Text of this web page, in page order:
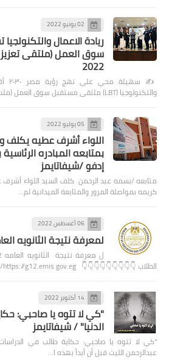
02 يونيو 2022
ريادة الاعمال
سوق العمل (ملتقى تعزيز
2022
✍️
والتكنولوجيا (LBT) ملتقى مستقبل سوق العمل (ملت…
05 يوليو 2022
اللواء أشرف عطيه يكلف
بمتابعه المبادره
إدفو /شيفاتايمز
متابعه /بسمه عبد الرحمن كلف السيد اللواء
كريمه بمواصلة المرور والمتابعة الميدانية لم…
06 أغسطس 2022
لمعرفة نتيجة الثانويه العامه 2022 /
الطلاب 👇👇👇👇👇👇👇👇👇 https://g12.emis.gov.eg/ وال…
14 أكتوبر 2022
"كي لا تتوه يا صاحبي:
الدنيا" / شيفاتايمز
"كي لا تتوه يا صاحبي: حكاية طالب في الدراسات
عبدالرحمن الليث قبل أن أبدأ بهذه ا…